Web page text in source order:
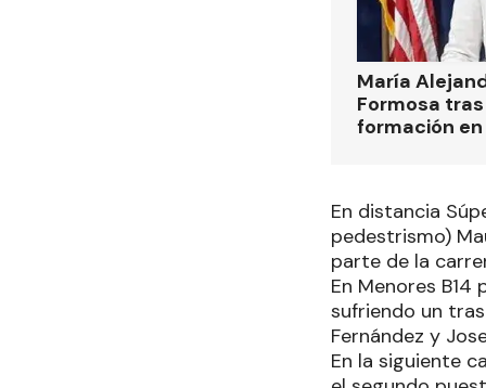
María
Formosa
formación
En distancia
pedestrismo)
parte de la
En Menores
sufriendo un
Fernández y
En la siguiente